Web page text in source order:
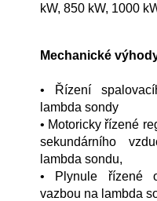
kW, 850 kW, 1000
Mechanické
• Řízení
lambda sondy
• Motoricky řízené
sekundárního
lambda sondu,
• Plynule řízené
vazbou na lambda